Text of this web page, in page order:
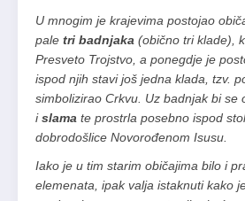
U mnogim je krajevima postojao
pale tri badnjaka (obično tri klade),
Presveto Trojstvo, a ponegdje je
ispod njih stavi još jedna klada, tzv.
simbolizirao Crkvu. Uz badnjak bi se
islama te prostrla posebno ispod
dobrodošlice Novorođenom Isusu.
Iako je u tim starim običajima bilo i
elemenata, ipak valja istaknuti kako